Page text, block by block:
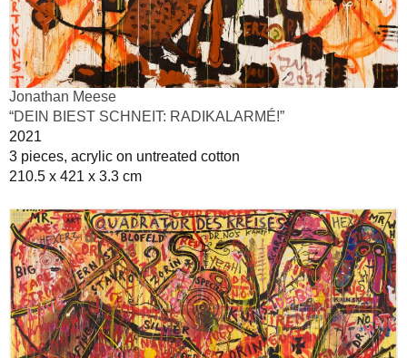
Jonathan Meese
“DEIN BIEST SCHNEIT: RADIKALARMÉ!”
2021
3 pieces, acrylic on untreated cotton
210.5 x 421 x 3.3 cm